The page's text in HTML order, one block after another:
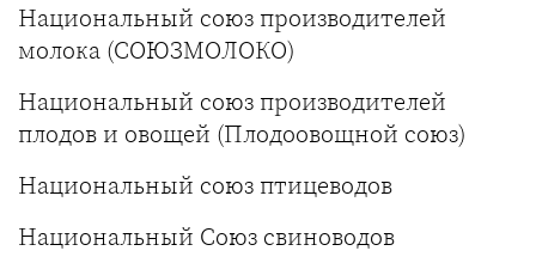
Национальный союз производителей
молока (СОЮЗМОЛОКО)
Национальный союз производителей
плодов и овощей (Плодоовощной союз)
Национальный союз птицеводов
Национальный Союз свиноводов